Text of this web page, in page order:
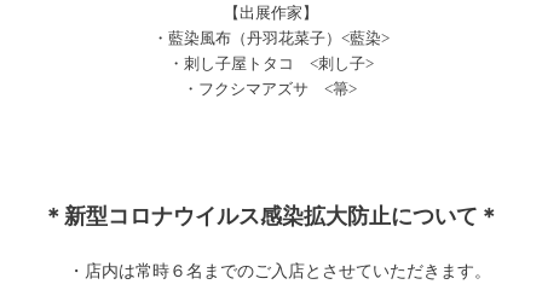
【出展作家】
・藍染風布（丹羽花菜子）<藍染>
・刺し子屋トタコ <刺し子>
・フクシマアズサ <箒>
＊新型コロナウイルス感染拡大防止について＊
・店内は常時６名までのご入店とさせていただきます。